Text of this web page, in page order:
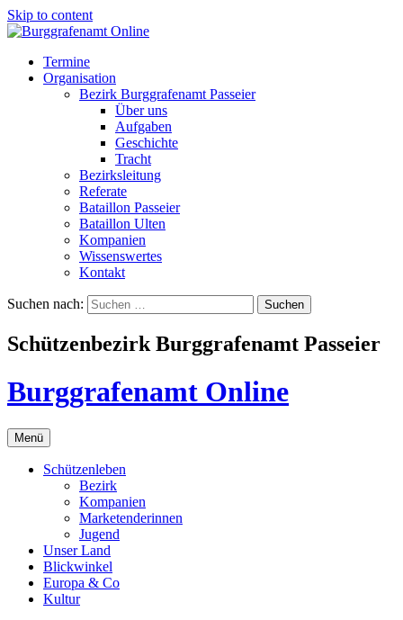
Skip to content
Termine
Organisation
Bezirk Burggrafenamt Passeier
Über uns
Aufgaben
Geschichte
Tracht
Bezirksleitung
Referate
Bataillon Passeier
Bataillon Ulten
Kompanien
Wissenswertes
Kontakt
Suchen nach:
Schützenbezirk Burggrafenamt Passeier
Burggrafenamt Online
Menü
Schützenleben
Bezirk
Kompanien
Marketenderinnen
Jugend
Unser Land
Blickwinkel
Europa & Co
Kultur